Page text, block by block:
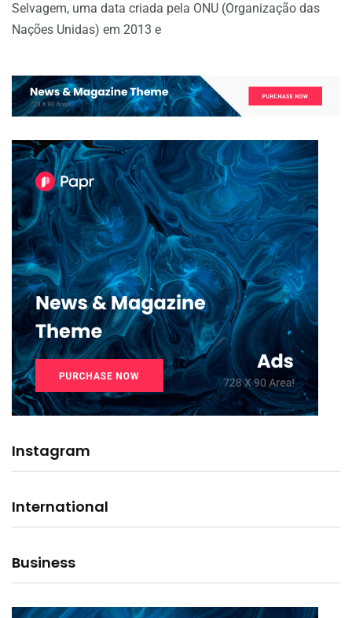
Selvagem, uma data criada pela ONU (Organização das
Nações Unidas) em 2013 e
Instagram
International
Business